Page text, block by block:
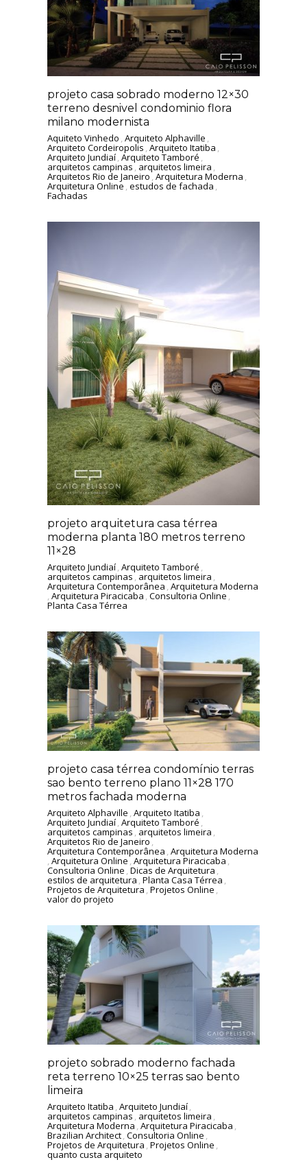
projeto casa sobrado moderno 12×30
terreno desnivel condominio flora
milano modernista
Aquiteto Vinhedo , Arquiteto Alphaville ,
Arquiteto Cordeiropolis , Arquiteto Itatiba ,
Arquiteto Jundiaí, Arquiteto Tamboré ,
arquitetos campinas, arquitetos limeira ,
Arquitetos Rio de Janeiro, Arquitetura Moderna ,
Arquitetura Online , estudos de fachada ,
Fachadas
projeto arquitetura casa térrea
moderna planta 180 metros terreno
11×28
Arquiteto Jundiaí, Arquiteto Tamboré ,
arquitetos campinas, arquitetos limeira ,
Arquitetura Contemporânea , Arquitetura Moderna
, Arquitetura Piracicaba , Consultoria Online ,
Planta Casa Térrea
projeto casa térrea condomínio terras
sao bento terreno plano 11×28 170
metros fachada moderna
Arquiteto Alphaville , Arquiteto Itatiba ,
Arquiteto Jundiaí, Arquiteto Tamboré ,
arquitetos campinas, arquitetos limeira ,
Arquitetos Rio de Janeiro,
Arquitetura Contemporânea , Arquitetura Moderna
, Arquitetura Online, Arquitetura Piracicaba ,
Consultoria Online , Dicas de Arquitetura ,
estilos de arquitetura , Planta Casa Térrea ,
Projetos de Arquitetura , Projetos Online ,
valor do projeto
projeto sobrado moderno fachada
reta terreno 10×25 terras sao bento
limeira
Arquiteto Itatiba , Arquiteto Jundiaí,
arquitetos campinas, arquitetos limeira ,
Arquitetura Moderna , Arquitetura Piracicaba ,
Brazilian Architect, Consultoria Online ,
Projetos de Arquitetura , Projetos Online ,
quanto custa arquiteto